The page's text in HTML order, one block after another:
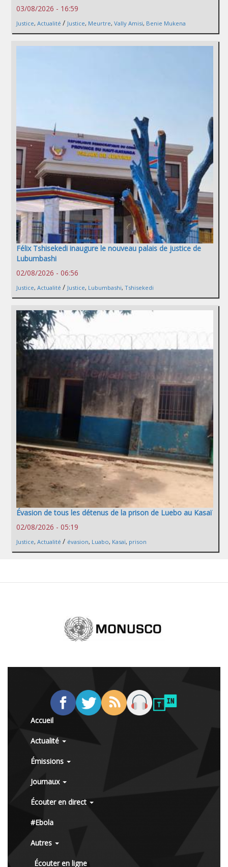
03/08/2026 - 16:59
Justice, Actualité / Justice, Meurtre, Vally Amisi, Benie Mukena
Félix Tshisekedi inaugure le nouveau palais de justice de
Lubumbashi
02/08/2026 - 06:56
Justice, Actualité / Justice, Lubumbashi, Tshisekedi
Évasion de tous les détenus de la prison de Luebo au Kasaï
02/08/2026 - 05:19
Justice, Actualité / évasion, Luabo, Kasaï, prison
Accueil
Actualité
Émissions
Journaux
Écouter en direct
#Ebola
Autres
Écouter en ligne